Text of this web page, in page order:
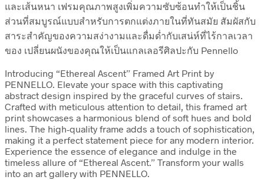
และเส้นหนา เฟรมคุณภาพสูงเพิ่มความซับซ้อนทำให้เป็นชิ้น
ส่วนที่สมบูรณ์แบบสำหรับการตกแต่งภายในที่ทันสมัย สัมผัสกับ
สาระสำคัญของความสง่างามและดื่มด่ำกับเสน่ห์ที่ไร้กาลเวลา
ของ เปลี่ยนผนังของคุณให้เป็นแกลเลอรีศิลปะกับ Pennello
Introducing “Ethereal Ascent” Framed Art Print by
PENNELLO. Elevate your space with this captivating
abstract design inspired by the graceful curves of stairs.
Crafted with meticulous attention to detail, this framed art
print showcases a harmonious blend of soft hues and bold
lines. The high-quality frame adds a touch of sophistication,
making it a perfect statement piece for any modern interior.
Experience the essence of elegance and indulge in the
timeless allure of “Ethereal Ascent.” Transform your walls
into an art gallery with PENNELLO.